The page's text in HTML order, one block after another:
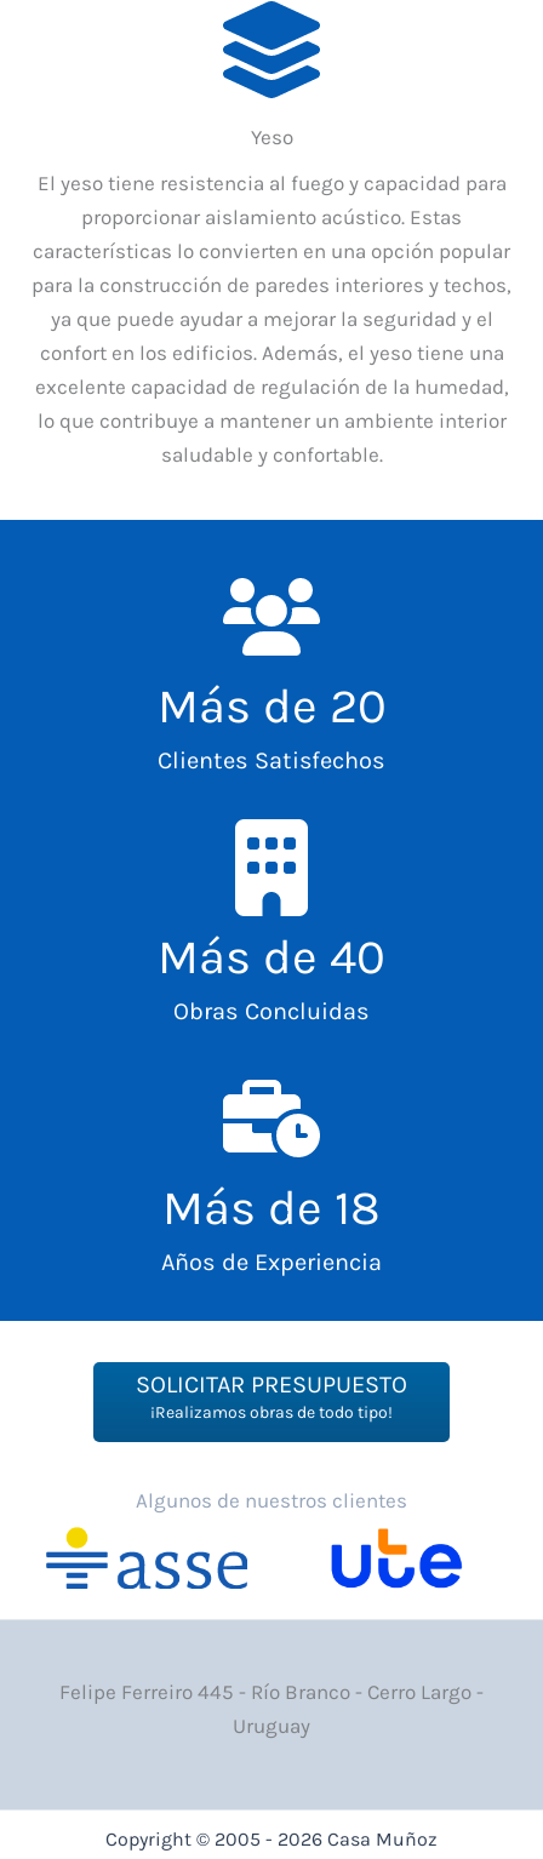
Yeso
El yeso tiene resistencia al fuego y capacidad para
proporcionar aislamiento acústico. Estas
características lo convierten en una opción popular
para la construcción de paredes interiores y techos,
ya que puede ayudar a mejorar la seguridad y el
confort en los edificios. Además, el yeso tiene una
excelente capacidad de regulación de la humedad,
lo que contribuye a mantener un ambiente interior
saludable y confortable.
Más de 20
Clientes Satisfechos
Más de 40
Obras Concluidas
Más de 18
Años de Experiencia
SOLICITAR PRESUPUESTO
¡Realizamos obras de todo tipo!
Algunos de nuestros clientes
Felipe Ferreiro 445 - Río Branco - Cerro Largo -
Uruguay
Copyright © 2005 - 2026 Casa Muñoz